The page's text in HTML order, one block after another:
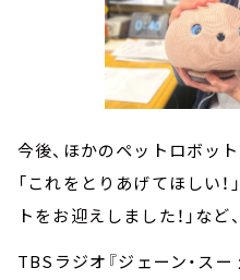
今後、ほかのペットロボッ
「これをとりあげてほしい
トをお迎えしました！」など
TBSラジオ『ジェーン・ス